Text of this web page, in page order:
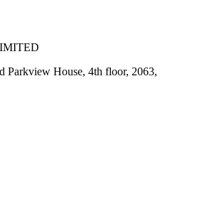
Parkview House, 4th floor, 2063,